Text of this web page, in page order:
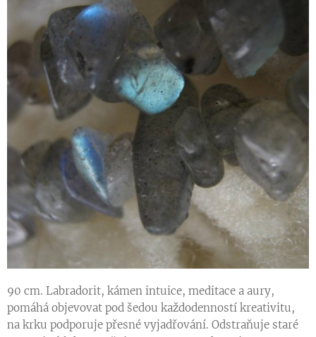
90 cm. Labradorit, kámen intuice, meditace a aury,
pomáhá objevovat pod šedou každodenností kreativitu,
na krku podporuje přesné vyjadřování. Odstraňuje staré